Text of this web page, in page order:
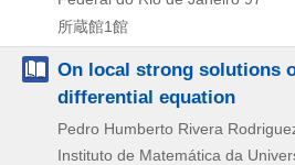
所蔵館1館
On local strong solutions
differential equation
Pedro Humberto Rivera
Instituto de Matemática da